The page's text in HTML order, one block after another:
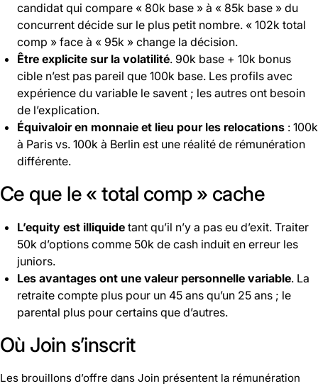
candidat qui compare « 80k base » à « 85k base » du
concurrent décide sur le plus petit nombre. « 102k total
comp » face à « 95k » change la décision.
Être explicite sur la volatilité. 90k base + 10k bonus
cible n’est pas pareil que 100k base. Les profils avec
expérience du variable le savent ; les autres ont besoin
de l’explication.
Équivaloir en monnaie et lieu pour les relocations : 100k
à Paris vs. 100k à Berlin est une réalité de rémunération
différente.
Ce que le « total comp » cache
L’equity est illiquide tant qu’il n’y a pas eu d’exit. Traiter
50k d’options comme 50k de cash induit en erreur les
juniors.
Les avantages ont une valeur personnelle variable. La
retraite compte plus pour un 45 ans qu’un 25 ans ; le
parental plus pour certains que d’autres.
Où Join s’inscrit
Les brouillons d’offre dans Join présentent la rémunération